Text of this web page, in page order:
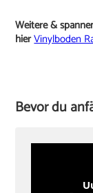
Weitere &
hierVinylboden
Bevor du